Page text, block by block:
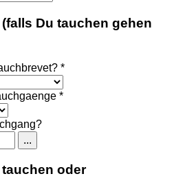
Du tauchen gehen
*
*
...
oder